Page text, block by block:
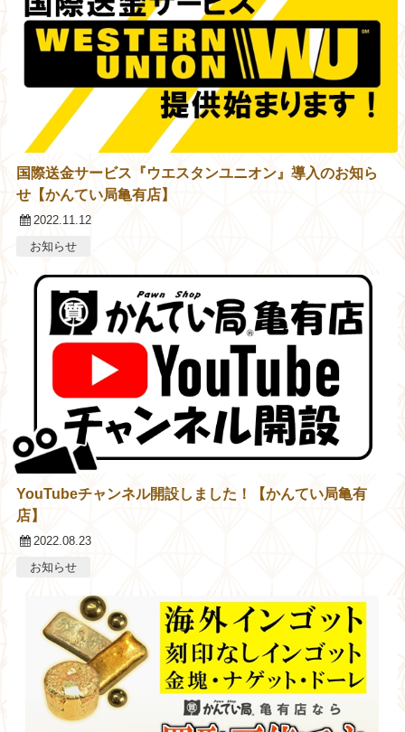
国際送金サービス『ウエスタンユニオン』導入のお知ら
せ【かんてい局亀有店】
2022.11.12
お知らせ
YouTubeチャンネル開設しました！【かんてい局亀有
店】
2022.08.23
お知らせ